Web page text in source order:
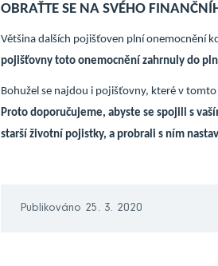
OBRAŤTE SE NA SVÉHO
Většina dalších pojišťoven plní onemocnění
pojišťovny toto onemocnění zahrnuly do
Bohužel se najdou i pojišťovny, které v
Proto doporučujeme, abyste se spojili s
starší životní pojistky, a probrali s ním
Publikováno 25. 3. 2020